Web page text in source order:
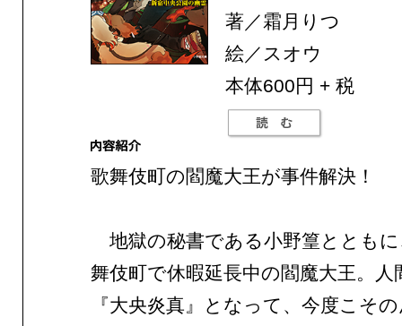
著／霜月りつ
絵／スオウ
本体600円 + 税
歌舞伎町の閻魔大王が事件解決！
地獄の秘書である小野篁とともに
舞伎町で休暇延長中の閻魔大王。人
『大央炎真』となって、今度こそ